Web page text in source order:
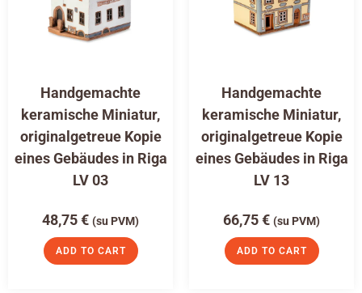
Handgemachte
keramische Miniatur,
originalgetreue Kopie
eines Gebäudes in Riga
LV 03
48,75€ (su PVM)
ADD TO CART
Handgemachte
keramische Miniatur,
originalgetreue Kopie
eines Gebäudes in Riga
LV 13
66,75€ (su PVM)
ADD TO CART